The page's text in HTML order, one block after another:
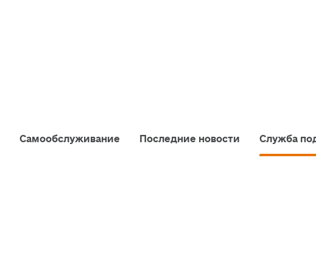
Самообслуживание Последние новости Служба